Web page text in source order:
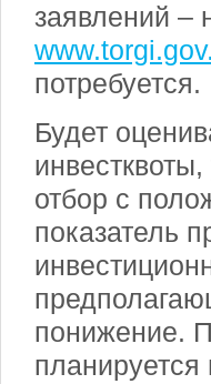
заявлений –
потребуется.
Будет
отбор с
показатель
понижение.